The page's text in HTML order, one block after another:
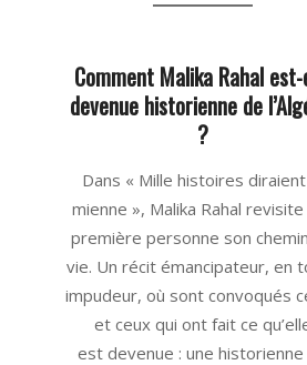
Comment Malika Rahal
devenue historienne de
?
05-
26
Dans « Mille histoires
mienne », Malika Rahal revisite
première personne son
vie. Un récit émancipateur, en
impudeur, où sont convoqués
et ceux qui ont fait ce
est devenue : une historienne